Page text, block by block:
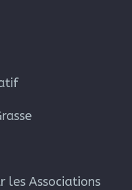
les Associations